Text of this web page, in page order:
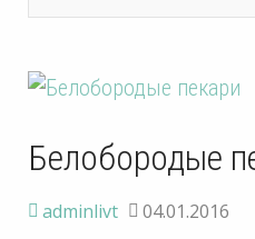
Белобородые
adminlivt 04.01.2016